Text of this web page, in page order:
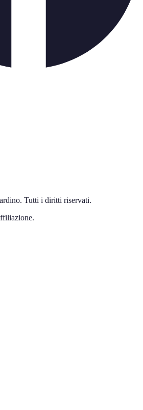
. Tutti i diritti riservati.